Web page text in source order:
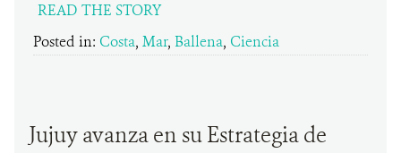
READ THE STORY
Posted in: Costa, Mar, Ballena, Ciencia
Jujuy avanza en su Estrategia de